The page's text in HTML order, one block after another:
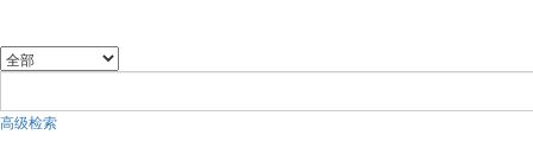
高级检索